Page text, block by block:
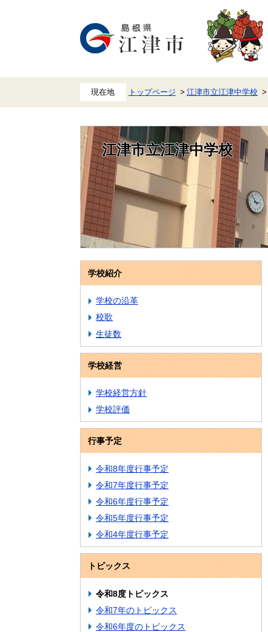
トップページ 江津市立江津中学校
江津市立江津中学校
学校紹介
学校の沿革
校歌
生徒数
学校経営
学校経営方針
学校評価
行事予定
令和8年度行事予定
令和7年度行事予定
令和6年度行事予定
令和5年度行事予定
令和4年度行事予定
トピックス
令和8度トピックス
令和7年のトピックス
令和6年度のトピックス